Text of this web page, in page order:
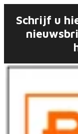
Schrijf u